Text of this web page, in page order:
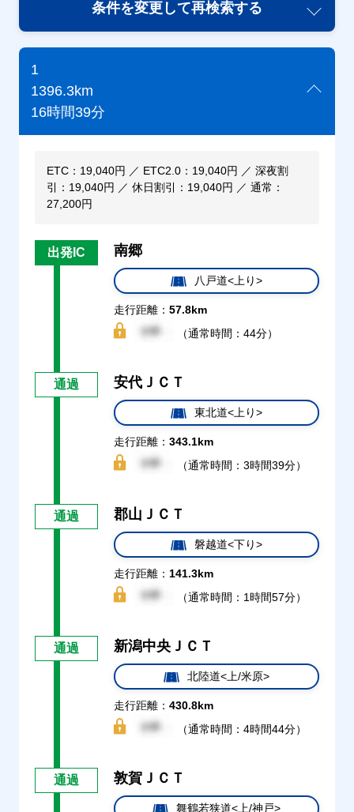
条件を変更して再検索する
1
1396.3km
16時間39分
ETC：19,040円 ／ ETC2.0：19,040円 ／ 深夜割
引：19,040円 ／ 休日割引：19,040円 ／ 通常：
27,200円
出発IC 南郷
八戸道<上り>
走行距離： 57.8km
（通常時間：44分）
通過 安代ＪＣＴ
東北道<上り>
走行距離： 343.1km
（通常時間：3時間39分）
通過 郡山ＪＣＴ
磐越道<下り>
走行距離： 141.3km
（通常時間：1時間57分）
通過 新潟中央ＪＣＴ
北陸道<上/米原>
走行距離： 430.8km
（通常時間：4時間44分）
通過 敦賀ＪＣＴ
舞鶴若狭道<上/神戸>